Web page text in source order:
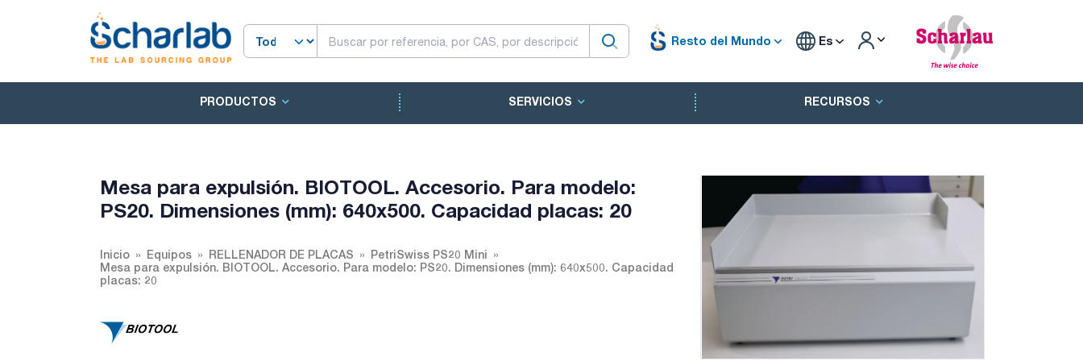
Resto del Mundo Es
PRODUCTOS SERVICIOS RECURSOS
Mesa para expulsión. BIOTOOL. Accesorio. Para modelo:
PS20. Dimensiones (mm): 640x500. Capacidad placas: 20
Inicio Equipos RELLENADOR DE PLACAS
PetriSwiss PS20 Mini
Mesa para expulsión. BIOTOOL. Accesorio. Para modelo: PS20. Dimensiones (mm): 640x500. Capacidad
placas: 20